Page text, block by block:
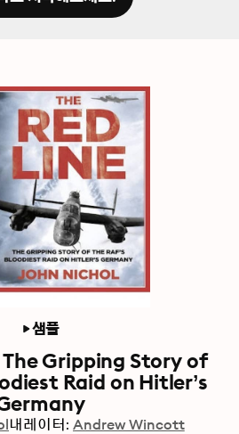
샘플
The Gripping Story of
Raid on Hitler’s
내레이터: Andrew Wincott